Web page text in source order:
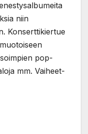
niin
Konserttikiertue
pop-
mm. Vaiheet-